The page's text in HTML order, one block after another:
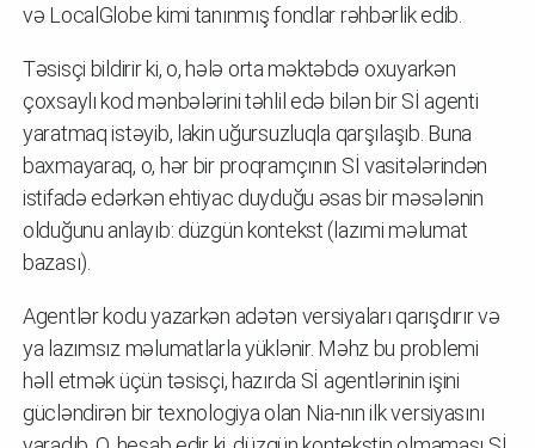
və LocalGlobe kimi tanınmış fondlar rəhbərlik edib.
Təsisçi bildirir ki, o, hələ orta məktəbdə oxuyarkən
çoxsaylı kod mənbələrini təhlil edə bilən bir Sİ agenti
yaratmaq istəyib, lakin uğursuzluqla qarşılaşıb. Buna
baxmayaraq, o, hər bir proqramçının Sİ vasitələrindən
istifadə edərkən ehtiyac duyduğu əsas bir məsələnin
olduğunu anlayıb: düzgün kontekst (lazımi məlumat
bazası).
Agentlər kodu yazarkən adətən versiyaları qarışdırır və
ya lazımsız məlumatlarla yüklənir. Məhz bu problemi
həll etmək üçün təsisçi, hazırda Sİ agentlərinin işini
gücləndirən bir texnologiya olan Nia-nın ilk versiyasını